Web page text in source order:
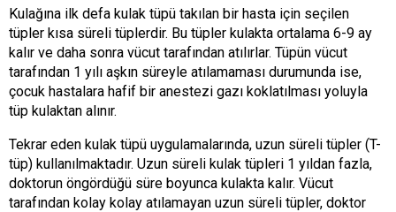
Kulağına ilk defa kulak tüpü takılan bir hasta için seçilen
tüpler kısa süreli tüplerdir. Bu tüpler kulakta ortalama 6-9 ay
kalır ve daha sonra vücut tarafından atılırlar. Tüpün vücut
tarafından 1 yılı aşkın süreyle atılamaması durumunda ise,
çocuk hastalara hafif bir anestezi gazı koklatılması yoluyla
tüp kulaktan alınır.
Tekrar eden kulak tüpü uygulamalarında, uzun süreli tüpler (T-
tüp) kullanılmaktadır. Uzun süreli kulak tüpleri 1 yıldan fazla,
doktorun öngördüğü süre boyunca kulakta kalır. Vücut
tarafından kolay kolay atılamayan uzun süreli tüpler, doktor